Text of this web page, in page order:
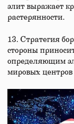
элит выражает
растерянности.
13. Стратегия
стороны
определяющим
мировых